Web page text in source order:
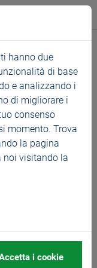
hanno due
di base
e analizzando i
di migliorare i
consenso
momento. Trova
la pagina
noi visitando la
i cookie